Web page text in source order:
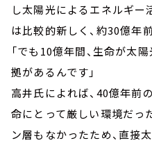
し太陽光によるエネルギー
は比較的新しく、約30億年
「でも10億年間、生命が太
拠があるんです」
高井氏によれば、40億年前
命にとって厳しい環境だっ
ン層もなかったため、直接